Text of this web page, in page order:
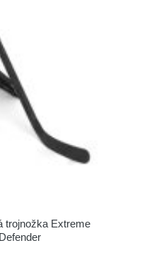
trojnožka Extreme